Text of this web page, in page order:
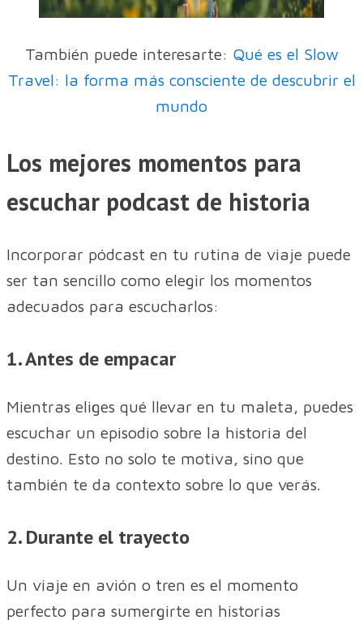
También puede interesarte: Qué es el Slow
Travel: la forma más consciente de descubrir el
mundo
Los mejores momentos para
escuchar podcast de historia
Incorporar pódcast en tu rutina de viaje puede
ser tan sencillo como elegir los momentos
adecuados para escucharlos:
1. Antes de empacar
Mientras eliges qué llevar en tu maleta, puedes
escuchar un episodio sobre la historia del
destino. Esto no solo te motiva, sino que
también te da contexto sobre lo que verás.
2. Durante el trayecto
Un viaje en avión o tren es el momento
perfecto para sumergirte en historias